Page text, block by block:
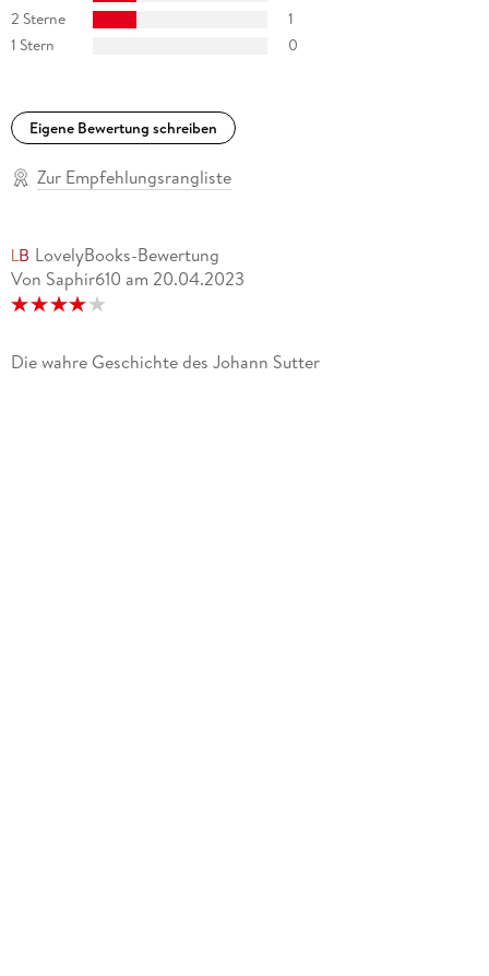
2 Sterne
1
1 Stern
0
Eigene Bewertung schreiben
Zur Empfehlungsrangliste
LovelyBooks-Bewertung
Von Saphir610 am 20.04.2023
Die wahre Geschichte des Johann Sutter